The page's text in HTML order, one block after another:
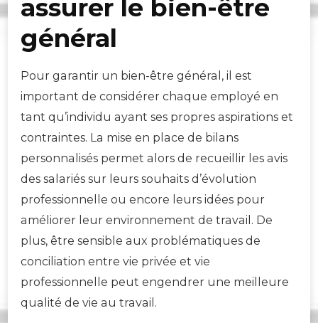
assurer le bien-être
général
Pour garantir un bien-être général, il est
important de considérer chaque employé en
tant qu’individu ayant ses propres aspirations et
contraintes. La mise en place de bilans
personnalisés permet alors de recueillir les avis
des salariés sur leurs souhaits d’évolution
professionnelle ou encore leurs idées pour
améliorer leur environnement de travail. De
plus, être sensible aux problématiques de
conciliation entre vie privée et vie
professionnelle peut engendrer une meilleure
qualité de vie au travail.